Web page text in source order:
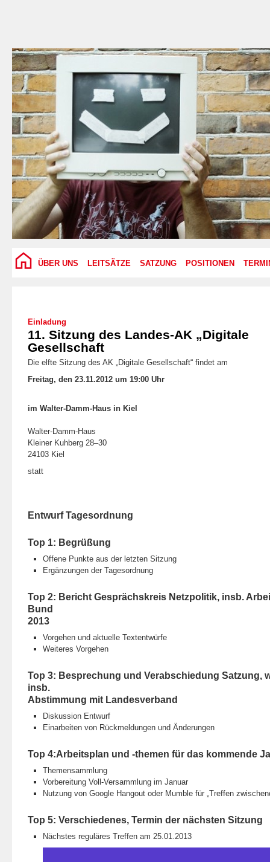
ÜBER UNS LEITSÄTZE SATZUNG POSITIONEN
Einladung
11. Sitzung des Landes-AK „Digitale
Gesellschaft
Die elfte Sitzung des AK „Digitale Gesellschaft“ findet am
Freitag, den 23.11.2012 um 19:00 Uhr
im Walter-Damm-Haus in Kiel
Walter-Damm-Haus
Kleiner Kuhberg 28–30
24103 Kiel
statt
Entwurf Tagesordnung
Top 1: Begrüßung
Offene Punkte aus der letzten Sitzung
Ergänzungen der Tagesordnung
Top 2: Bericht Gesprächskreis Netzpolitik, insb.
Bund
2013
Vorgehen und aktuelle Textentwürfe
Weiteres Vorgehen
Top 3: Besprechung und Verabschiedung Satzung,
insb.
Abstimmung mit Landesverband
Diskussion Entwurf
Einarbeiten von Rückmeldungen und Änderungen
Top 4:Arbeitsplan und -themen für das kommende
Themensammlung
Vorbereitung Voll-Versammlung im Januar
Nutzung von Google Hangout oder Mumble für „Treffen
Top 5: Verschiedenes, Termin der nächsten Sitzung
Nächstes reguläres Treffen am 25.01.2013